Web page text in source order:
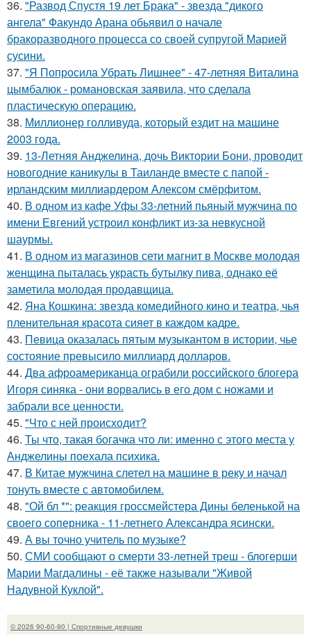
36. "Развод Спустя 19 лет Брака" - звезда "дикого
ангела" Факундо Арана обьявил о начале
бракоразводного процесса со своей супругой Марией
сусини.
37. "Я Попросила Убрать Лишнее" - 47-летняя Виталина
цымбалюк - романовская заявила, что сделала
пластическую операцию.
38. Миллионер голливуда, который ездит на машине
2003 года.
39. 13-Летняя Анджелина, дочь Виктории Бони, проводит
новогодние каникулы в Таиланде вместе с папой -
ирландским миллиардером Алексом смёрфитом.
40. В одном из кафе Уфы 33-летний пьяный мужчина по
имени Евгений устроил конфликт из-за невкусной
шаурмы.
41. В одном из магазинов сети магнит в Москве молодая
женщина пыталась украсть бутылку пива, однако её
заметила молодая продавщица.
42. Яна Кошкина: звезда комедийного кино и театра, чья
пленительная красота сияет в каждом кадре.
43. Певица оказалась пятым музыкантом в истории, чье
состояние превысило миллиард долларов.
44. Два афроамериканца ограбили российского блогера
Игоря синяка - они ворвались в его дом с ножами и
забрали все ценности.
45. "Что с ней происходит?
46. Ты что, такая богачка что ли: именно с этого места у
Анджелины поехала психика.
47. В Китае мужчина слетел на машине в реку и начал
тонуть вместе с автомобилем.
48. "Ой бл *": реакция гроссмейстера Дины беленькой на
своего соперника - 11-летнего Александра ясински.
49. А вы точно учитель по музыке?
50. СМИ сообщают о смерти 33-летней треш - блогерши
Марии Магдалины - её также называли "Живой
Надувной Куклой".
© 2026 90-60-90 | Спортивные девушки